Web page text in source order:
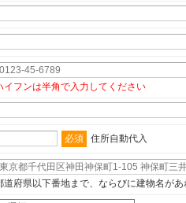
イフンは半角で入力してください
必須 住所自動代入
道府県以下番地まで、ならびに建物名が